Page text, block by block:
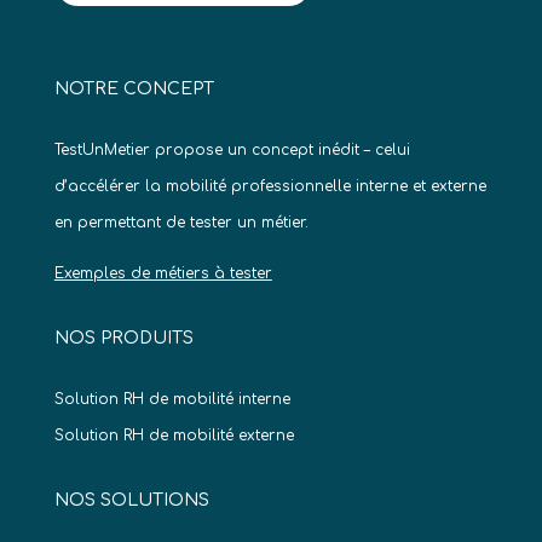
NOTRE CONCEPT
TestUnMetier propose un concept inédit – celui
d’accélérer la mobilité professionnelle interne et externe
en permettant de tester un métier.
Exemples de métiers à tester
NOS PRODUITS
Solution RH de mobilité interne
Solution RH de mobilité externe
NOS SOLUTIONS